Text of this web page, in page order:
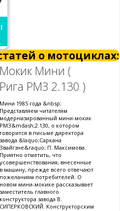
о мотоциклах:
Мокик Мини (
Рига РМЗ 2.130 )
Мини 1985 года &nbsp;
Представляем читателям
модернизированный мини-мокик
РМЗ&mdash;2.130, о котором
говорится в письме директора
завода &laquo;Саркана
Звайгзне&raquo; П. Максимова.
Приятно отметить, что
усовершенствования, внесенные
в машину, прежде всего отвечают
пожеланиям потребителей. О
новом мини-мокике рассказывает
заместитель главного
конструктора завода В.
СИПЕРКОВСКИЙ. Конструкторским